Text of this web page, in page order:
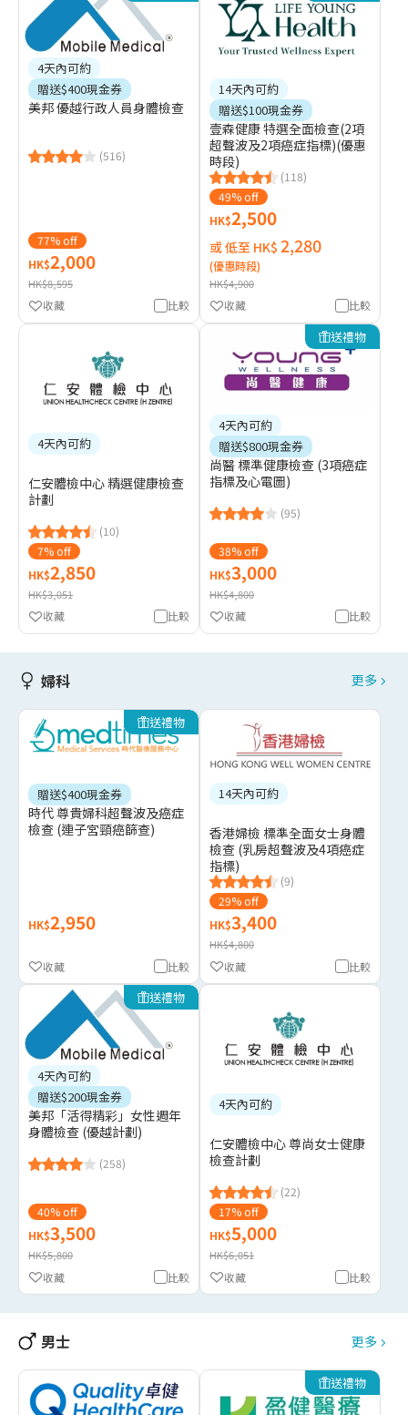
4天內可約
贈送$400現金券
美邦 優越行政人員身體檢查
(516)
77% off
HK$2,000
HK$8,595
比較
收藏
14天內可約
贈送$100現金券
壹森健康 特選全面檢查(2項
超聲波及2項癌症指標)(優惠
時段)
(118)
49% off
HK$2,500
或 低至 HK$ 2,280
(優惠時段)
HK$4,900
比較
收藏
4天內可約
仁安體檢中心 精選健康檢查
計劃
(10)
7% off
HK$2,850
HK$3,051
比較
收藏
送禮物
4天內可約
贈送$800現金券
尚醫 標準健康檢查 (3項癌症
指標及心電圖)
(95)
38% off
HK$3,000
HK$4,800
比較
收藏
婦科 更多
送禮物
贈送$400現金券
時代 尊貴婦科超聲波及癌症
檢查 (連子宮頸癌篩查)
HK$2,950
比較
收藏
14天內可約
香港婦檢 標準全面女士身體
檢查 (乳房超聲波及4項癌症
指標)
(9)
29% off
HK$3,400
HK$4,800
比較
收藏
送禮物
4天內可約
贈送$200現金券
美邦「活得精彩」女性週年
身體檢查 (優越計劃)
(258)
40% off
HK$3,500
HK$5,800
比較
收藏
4天內可約
仁安體檢中心 尊尚女士健康
檢查計劃
(22)
17% off
HK$5,000
HK$6,051
比較
收藏
男士 更多
送禮物